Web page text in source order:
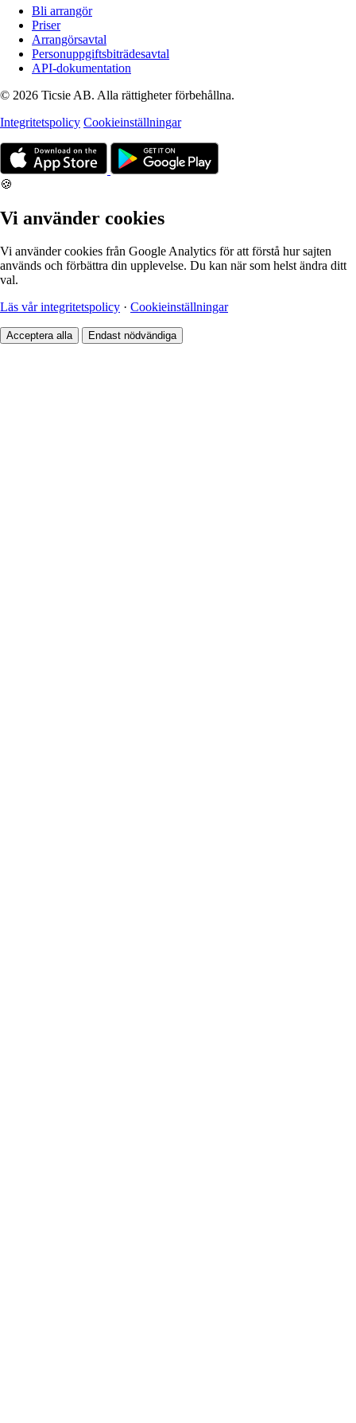
Bli arrangör
Priser
Arrangörsavtal
Personuppgiftsbiträdesavtal
API-dokumentation
© 2026 Ticsie AB. Alla rättigheter förbehållna.
Integritetspolicy Cookieinställningar
🍪
Vi använder cookies
Vi använder cookies från Google Analytics för att förstå hur sajten
används och förbättra din upplevelse. Du kan när som helst ändra ditt
val.
Läs vår integritetspolicy · Cookieinställningar
Acceptera alla Endast nödvändiga